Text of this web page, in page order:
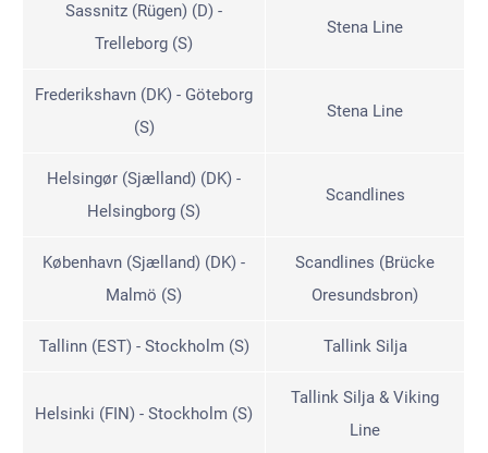
Sassnitz (Rügen) (D) -
Trelleborg (S)
Stena Line
Frederikshavn (DK) - Göteborg
(S)
Stena Line
Helsingør (Sjælland) (DK) -
Helsingborg (S)
Scandlines
København (Sjælland) (DK) -
Malmö (S)
Scandlines (Brücke
Oresundsbron)
Tallinn (EST) - Stockholm (S) Tallink Silja
Helsinki (FIN) - Stockholm (S)
Tallink Silja & Viking
Line